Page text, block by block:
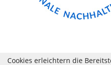
Cookies erleichtern die